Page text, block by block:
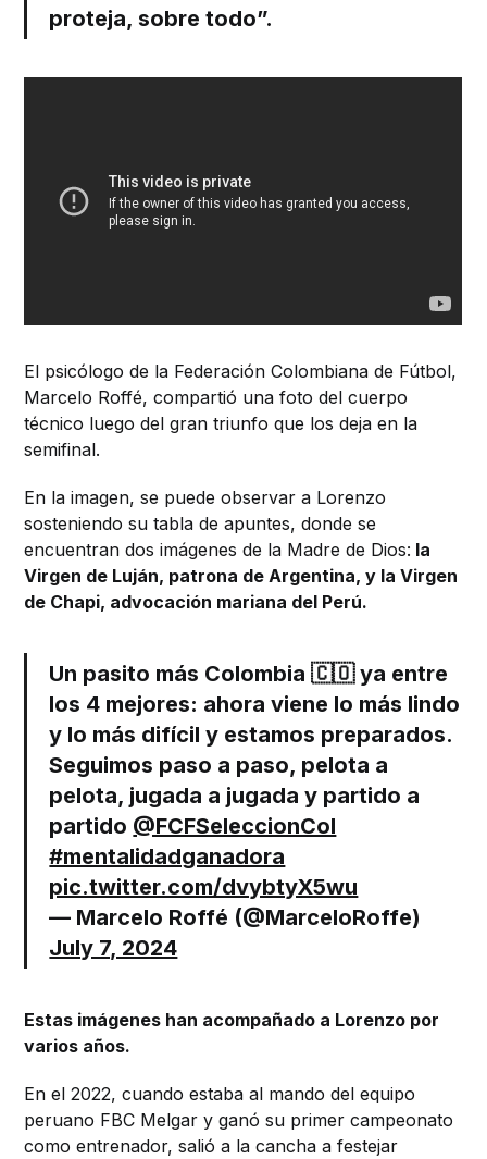
proteja, sobre todo”.
El psicólogo de la Federación Colombiana de Fútbol,
Marcelo Roffé, compartió una foto del cuerpo
técnico luego del gran triunfo que los deja en la
semifinal.
En la imagen, se puede observar a Lorenzo
sosteniendo su tabla de apuntes, donde se
encuentran dos imágenes de la Madre de Dios: la
Virgen de Luján, patrona de Argentina, y la Virgen
de Chapi, advocación mariana del Perú.
Un pasito más Colombia 🇨🇴 ya entre
los 4 mejores: ahora viene lo más lindo
y lo más difícil y estamos preparados.
Seguimos paso a paso, pelota a
pelota, jugada a jugada y partido a
partido ⁦ @FCFSeleccionCol
#mentalidadganadora
pic.twitter.com/dvybtyX5wu
— Marcelo Roffé (@MarceloRoffe)
July 7, 2024
Estas imágenes han acompañado a Lorenzo por
varios años.
En el 2022, cuando estaba al mando del equipo
peruano FBC Melgar y ganó su primer campeonato
como entrenador, salió a la cancha a festejar